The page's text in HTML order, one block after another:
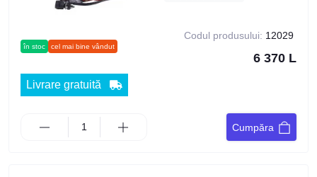
în stoc cel mai bine vândut
Codul produsului: 12029
6 370 L
Livrare gratuită
Cumpăra